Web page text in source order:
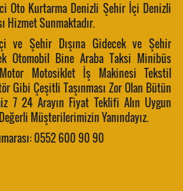
Oto Kurtarma Denizli Şehir İçi Denizli
Hizmet Sunmaktadır.
ve Şehir Dışına Gidecek ve Şehir
Otomobil Bine Araba Taksi Minibüs
Motosiklet İş Makinesi Tekstil
Gibi Çeşitli Taşınması Zor Olan Bütün
7 24 Arayın Fiyat Teklifi Alın Uygun
Müşterilerimizin Yanındayız.
0552 600 90 90